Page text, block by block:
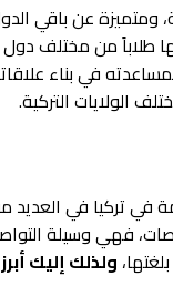
ومتميزة عن باقي
طلاباً من مختلف دول
في بناء
الولايات التركية.
تركيا في العديد
فهي وسيلة
ولذلك إليك